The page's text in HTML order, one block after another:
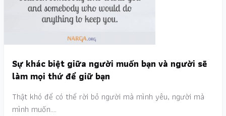
Sự khác biệt giữa người muốn bạn và người sẽ
làm mọi thứ để giữ bạn
Thật khó để có thể rời bỏ người mà mình yêu, người mà
mình muốn.…